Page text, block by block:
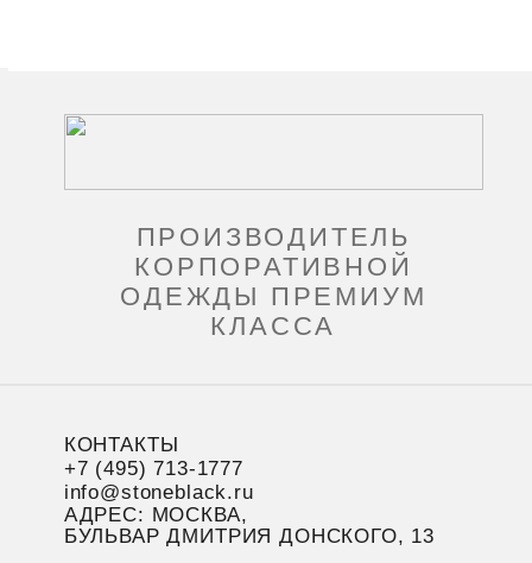
ПРОИЗВОДИТЕЛЬ
КОРПОРАТИВНОЙ
ОДЕЖДЫ ПРЕМИУМ
КЛАССА
КОНТАКТЫ
+7 (495) 713-1777
info@stoneblack.ru
АДРЕС: МОСКВА,
БУЛЬВАР ДМИТРИЯ ДОНСКОГО, 13